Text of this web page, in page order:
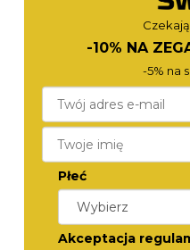
968833 41 85 20
1 490,-
Czekają
-10% NA
-5% na
Płeć
Akceptacja